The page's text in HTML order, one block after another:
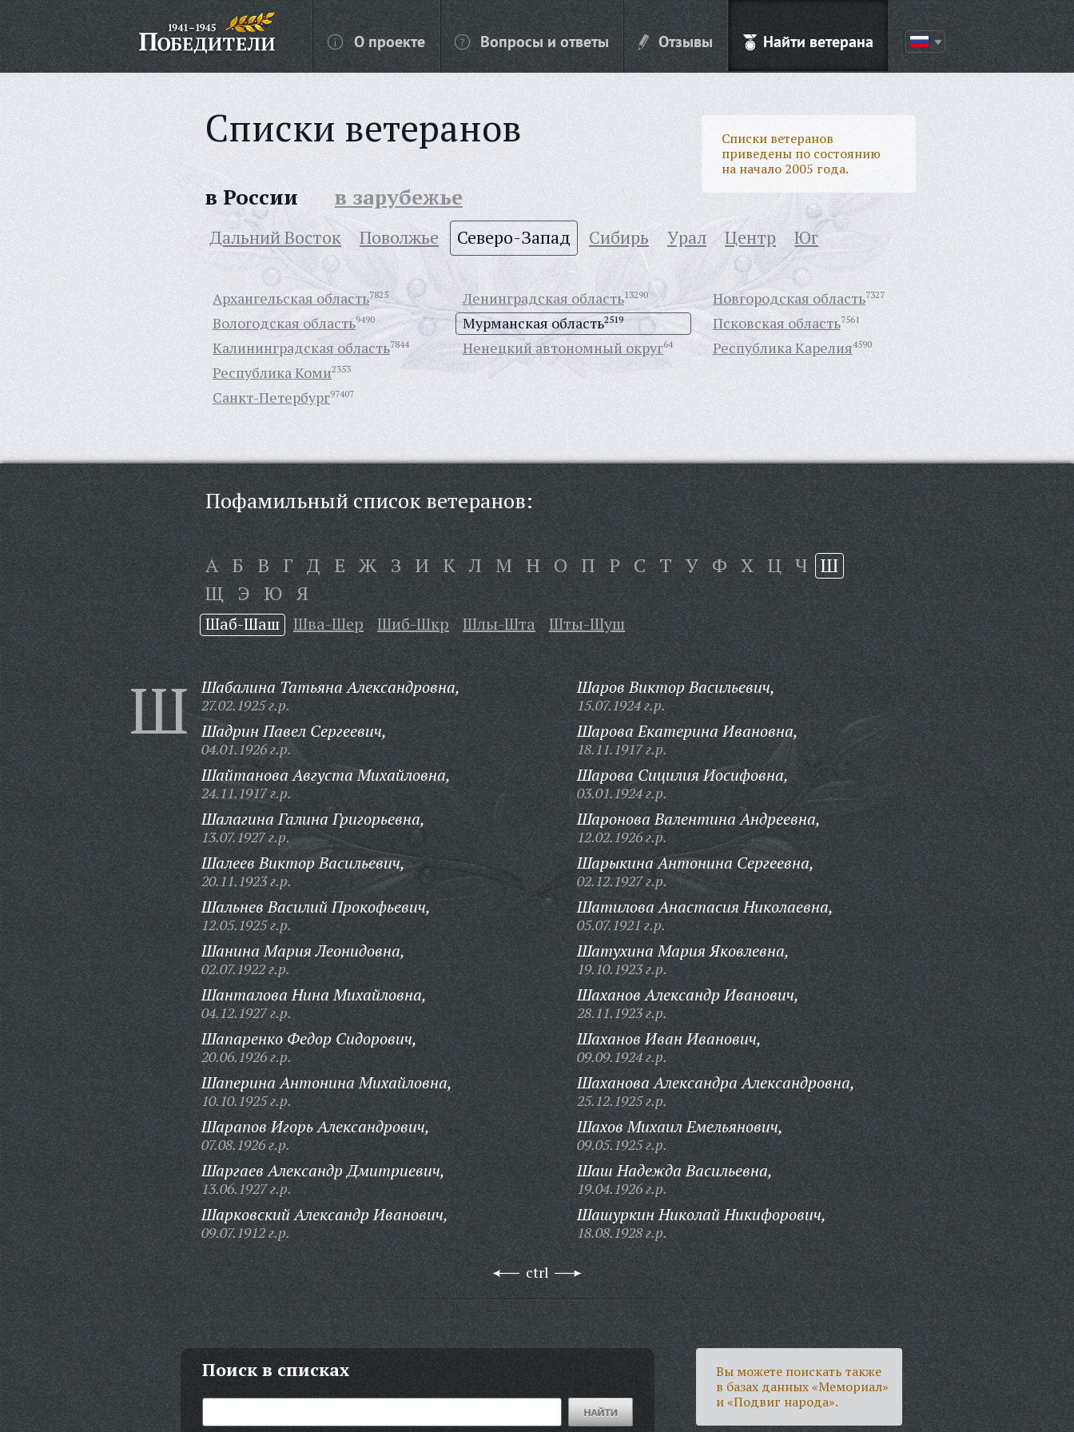
О проекте Вопросы и ответы Отзывы Найти ветерана
Списки ветеранов
Списки ветеранов
приведены по состоянию
на начало 2005 года.
в России в зарубежье
Дальний Восток Поволжье Северо-Запад Сибирь Урал Центр Юг
Архангельская область7825
Вологодская область9490
Калининградская область7844
Ленинградская область13290
Мурманская область2519
Ненецкий автономный округ64
Новгородская область7327
Псковская область7561
Республика Карелия4590
Республика Коми2353
Санкт-Петербург97407
Пофамильный список ветеранов:
А Б В Г Д Е Ж З И К Л М Н О П Р С Т У Ф Х Ц Ч Ш
Щ Э Ю Я
Шаб-Шаш Шва-Шер Шиб-Шкр Шлы-Шта Шты-Шуш
Ш Шабалина Татьяна Александровна,
27.02.1925 г.р.
Шадрин Павел Сергеевич,
04.01.1926 г.р.
Шайтанова Августа Михайловна,
24.11.1917 г.р.
Шалагина Галина Григорьевна,
13.07.1927 г.р.
Шалеев Виктор Васильевич,
20.11.1923 г.р.
Шальнев Василий Прокофьевич,
12.05.1925 г.р.
Шанина Мария Леонидовна,
02.07.1922 г.р.
Шанталова Нина Михайловна,
04.12.1927 г.р.
Шапаренко Федор Сидорович,
20.06.1926 г.р.
Шаперина Антонина Михайловна,
10.10.1925 г.р.
Шарапов Игорь Александрович,
07.08.1926 г.р.
Шаргаев Александр Дмитриевич,
13.06.1927 г.р.
Шарковский Александр Иванович,
09.07.1912 г.р.
Шаров Виктор Васильевич,
15.07.1924 г.р.
Шарова Екатерина Ивановна,
18.11.1917 г.р.
Шарова Сицилия Иосифовна,
03.01.1924 г.р.
Шаронова Валентина Андреевна,
12.02.1926 г.р.
Шарыкина Антонина Сергеевна,
02.12.1927 г.р.
Шатилова Анастасия Николаевна,
05.07.1921 г.р.
Шатухина Мария Яковлевна,
19.10.1923 г.р.
Шаханов Александр Иванович,
28.11.1923 г.р.
Шаханов Иван Иванович,
09.09.1924 г.р.
Шаханова Александра Александровна,
25.12.1925 г.р.
Шахов Михаил Емельянович,
09.05.1925 г.р.
Шаш Надежда Васильевна,
19.04.1926 г.р.
Шашуркин Николай Никифорович,
18.08.1928 г.р.
ctrl
Поиск в списках
Вы можете поискать также
в базах данных «Мемориал»
и «Подвиг народа».